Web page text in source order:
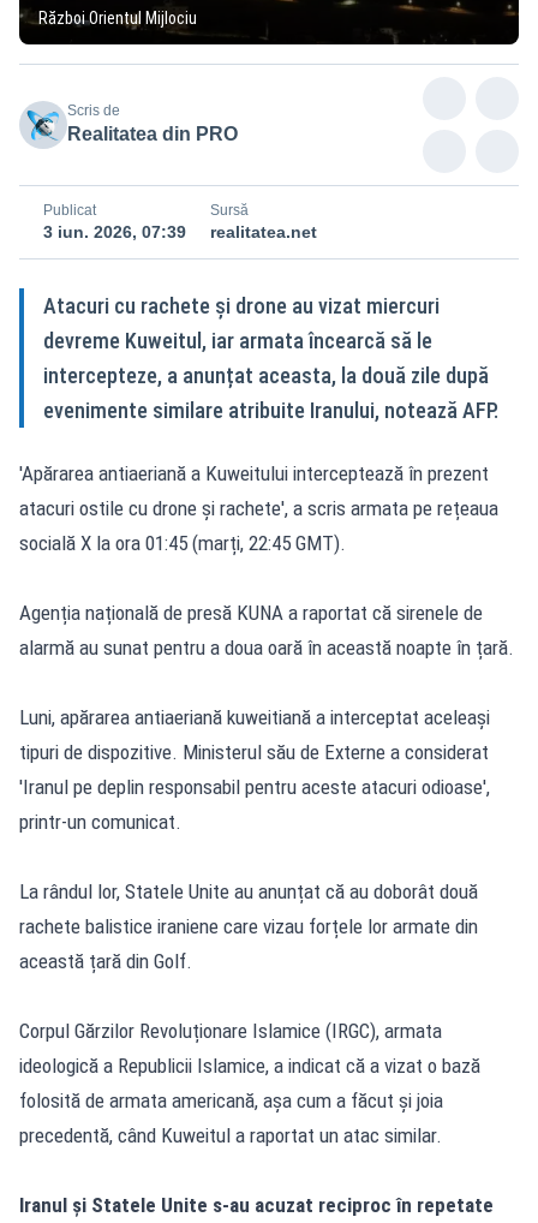
Război Orientul Mijlociu
Scris de
Realitatea din PRO
Publicat
3 iun. 2026, 07:39
Sursă
realitatea.net
Atacuri cu rachete și drone au vizat miercuri
devreme Kuweitul, iar armata încearcă să le
intercepteze, a anunțat aceasta, la două zile după
evenimente similare atribuite Iranului, notează AFP.
'Apărarea antiaeriană a Kuweitului interceptează în prezent
atacuri ostile cu drone și rachete', a scris armata pe rețeaua
socială X la ora 01:45 (marți, 22:45 GMT).
Agenția națională de presă KUNA a raportat că sirenele de
alarmă au sunat pentru a doua oară în această noapte în țară.
Luni, apărarea antiaeriană kuweitiană a interceptat aceleași
tipuri de dispozitive. Ministerul său de Externe a considerat
'Iranul pe deplin responsabil pentru aceste atacuri odioase',
printr-un comunicat.
La rândul lor, Statele Unite au anunțat că au doborât două
rachete balistice iraniene care vizau forțele lor armate din
această țară din Golf.
Corpul Gărzilor Revoluționare Islamice (IRGC), armata
ideologică a Republicii Islamice, a indicat că a vizat o bază
folosită de armata americană, așa cum a făcut și joia
precedentă, când Kuweitul a raportat un atac similar.
Iranul și Statele Unite s-au acuzat reciproc în repetate